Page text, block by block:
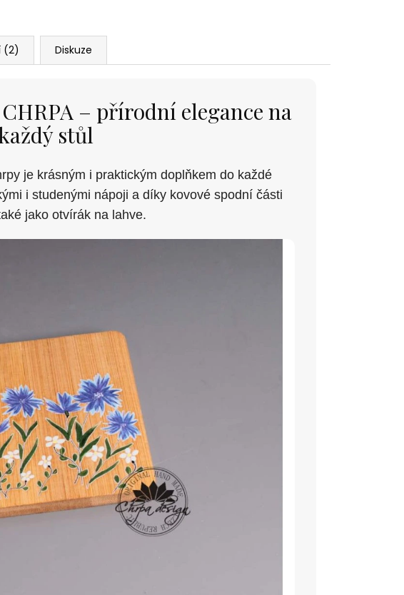
(2) Diskuze
– přírodní elegance na
stůl
je krásným i praktickým doplňkem do každé
i studenými nápoji a díky kovové spodní části
jako otvírák na lahve.